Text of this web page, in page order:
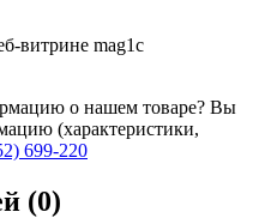
витрине mag1c
о нашем товаре? Вы
(характеристики,
699-220
(0)